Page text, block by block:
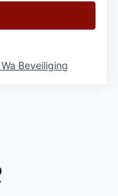
Beveiliging